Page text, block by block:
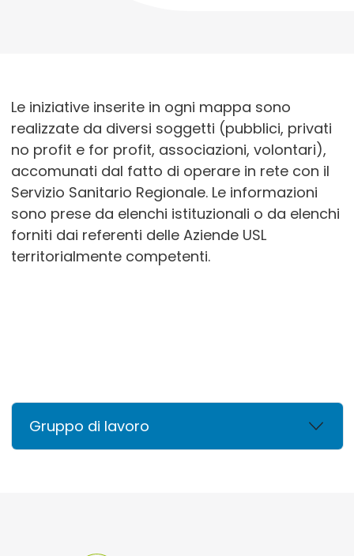
Le iniziative inserite in ogni mappa sono
realizzate da diversi soggetti (pubblici, privati
no profit e for profit, associazioni, volontari),
accomunati dal fatto di operare in rete con il
Servizio Sanitario Regionale. Le informazioni
sono prese da elenchi istituzionali o da elenchi
forniti dai referenti delle Aziende USL
territorialmente competenti.
Gruppo di lavoro